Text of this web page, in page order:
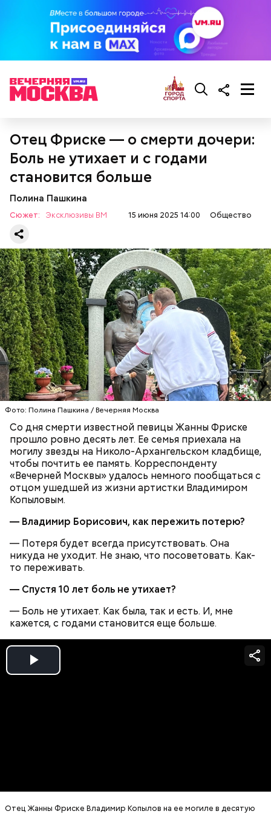
Отец Фриске — о смерти дочери:
Боль не утихает и с годами
становится больше
Полина Пашкина
Сюжет: Эксклюзивы ВМ 15 июня 2025 14:00 Общество
Фото: Полина Пашкина / Вечерняя Москва
Со дня смерти известной певицы Жанны Фриске
прошло ровно десять лет. Ее семья приехала на
могилу звезды на Николо-Архангельском кладбище,
чтобы почтить ее память. Корреспонденту
«Вечерней Москвы» удалось немного пообщаться с
отцом ушедшей из жизни артистки Владимиром
Копыловым.
— Владимир Борисович, как пережить потерю?
— Потеря будет всегда присутствовать. Она
никуда не уходит. Не знаю, что посоветовать. Как-
то переживать.
— Спустя 10 лет боль не утихает?
— Боль не утихает. Как была, так и есть. И, мне
кажется, с годами становится еще больше.
Play
Отец Жанны Фриске Владимир Копылов на ее могиле в десятую
Ингредиенты:
кабачок;
брынза;
помидоры черри либо грунтовые.
— Кабачки нужно натереть длинными слайсами
(это можно сделать на специальной терке),
похожими на спагетти, и уложить в противень.
Дальше нужно добавить немного растительного
масла, соль, а сверху бросить хаотично
порезанную брынзу. Затем добавляются помидоры
черри или грунтовые, — рассказал шеф-повар.
Противень ставится в духовку, разогретую до 180–
190 градусов. Спагетти из кабачка нужно запекать
25–30 минут.
— Там может содержаться огромное количество
нитратов, которое вызовет головокружение,
гипоксию и ухудшение физического состояния, —
Также не нужно есть дыню до корки, потому что
именно там скапливаются нитраты. И важно
тщательно ее мыть, чтобы не отравиться, добавила
собеседница «ВМ».
Как выбрать дыню